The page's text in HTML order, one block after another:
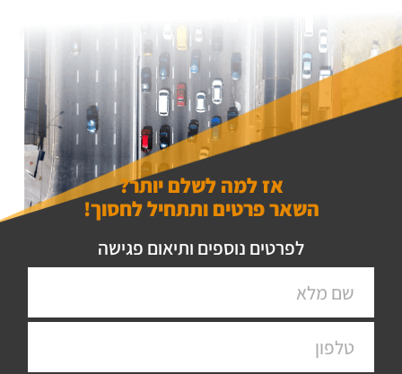
אז למה לשלם יותר?
השאר פרטים ותתחיל לחסוך!
לפרטים נוספים ותיאום פגישה